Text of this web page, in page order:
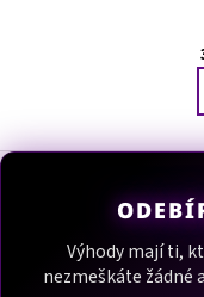
Z
Výhody mají ti,
nezmeškáte žádné